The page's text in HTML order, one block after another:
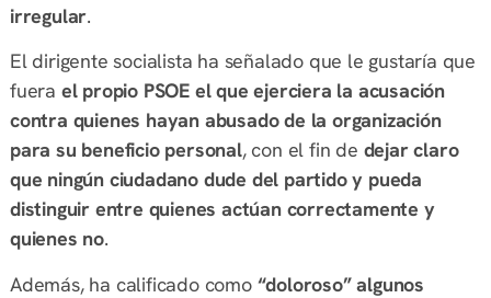
irregular.
El dirigente socialista ha señalado que le gustaría que
fuera el propio PSOE el que ejerciera la acusación
contra quienes hayan abusado de la organización
para su beneficio personal, con el fin de dejar claro
que ningún ciudadano dude del partido y pueda
distinguir entre quienes actúan correctamente y
quienes no.
Además, ha calificado como “doloroso” algunos